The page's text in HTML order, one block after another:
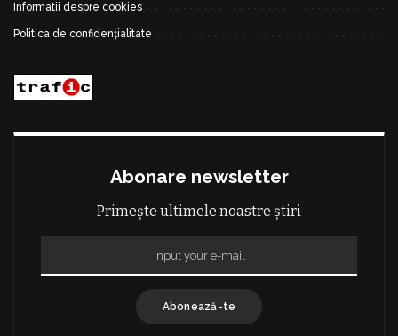
Informatii despre cookies
Politica de confidențialitate
Abonare newsletter
Primește ultimele noastre știri
Abonează-te